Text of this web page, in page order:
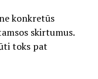
konkretūs
skirtumus.
toks pat